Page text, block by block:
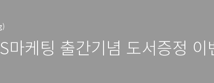
마케팅 출간기념 도서증정 이